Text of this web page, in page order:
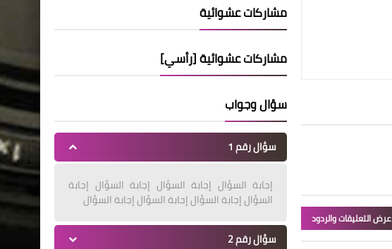
عرض التعليقات والردود
مشاركات عشوائية
مشاركات عشوائية [رأسي]
سؤال وجواب
سؤال رقم 1
إجابة السؤال إجابة السؤال إجابة السؤال إجابة
السؤال إجابة السؤال إجابة السؤال إجابة السؤال
سؤال رقم 2